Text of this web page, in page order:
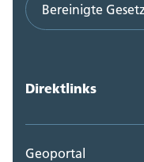
Bereinigte
Direktlinks
Geoportal